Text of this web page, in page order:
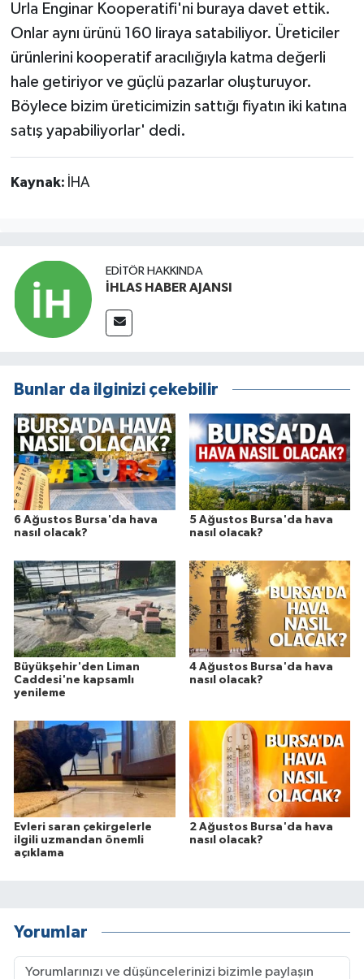
Urla Enginar Kooperatifi'ni buraya davet ettik.
Onlar aynı ürünü 160 liraya satabiliyor. Üreticiler
ürünlerini kooperatif aracılığıyla katma değerli
hale getiriyor ve güçlü pazarlar oluşturuyor.
Böylece bizim üreticimizin sattığı fiyatın iki katına
satış yapabiliyorlar' dedi.
Kaynak: İHA
EDITÖR HAKKINDA
İHLAS HABER AJANSI
Bunlar da ilginizi çekebilir
6 Ağustos Bursa'da hava
nasıl olacak?
5 Ağustos Bursa'da hava
nasıl olacak?
Büyükşehir'den Liman
Caddesi'ne kapsamlı
yenileme
4 Ağustos Bursa'da hava
nasıl olacak?
Evleri saran çekirgelerle
ilgili uzmandan önemli
açıklama
2 Ağustos Bursa'da hava
nasıl olacak?
Yorumlar